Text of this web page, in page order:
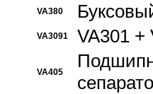
VA380
VA3091 VA301 +
VA405